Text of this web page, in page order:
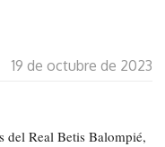
19 de octubre de 2023
del Real Betis Balompié,